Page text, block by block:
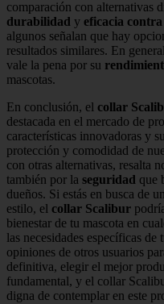
comparación con alternativas
durabilidad y eficacia
algunos señalan que hay
resultados similares. En
vale la pena por su
mascotas.
En conclusión, el collar
destacada en el mercado de
características innovadoras y
protección y comodidad de
con otras alternativas, resalta
también por la seguridad que
dueños. Si estás en busca de
estilo, el collar Scalibur
bienestar de tu mascota en
las necesidades específicas
opiniones de otros usuarios
definitiva, elegir el mejor
fundamental, y el collar
digna de contemplar en este